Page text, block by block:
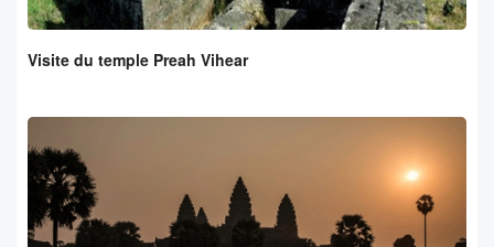
Visite du temple Preah Vihear